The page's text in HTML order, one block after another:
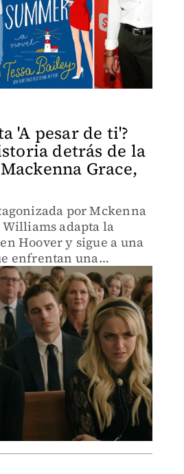
'A pesar de ti'?
detrás de la
Grace,
por Mckenna
adapta la
Hoover y sigue a una
enfrentan una
y un secreto
sus vidas para